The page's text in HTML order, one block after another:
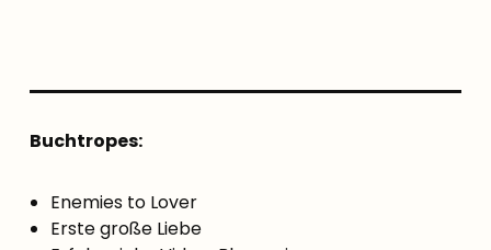
Buchtropes:
Enemies to Lover
Erste große Liebe